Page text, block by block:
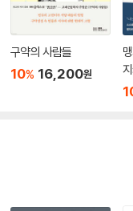
구약의 사람들
10% 16,200원